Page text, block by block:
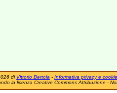
di Vittorio Bertola - Informativa privacy e cookie
la licenza Creative Commons Attribuzione -